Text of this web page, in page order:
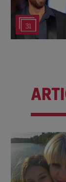
31